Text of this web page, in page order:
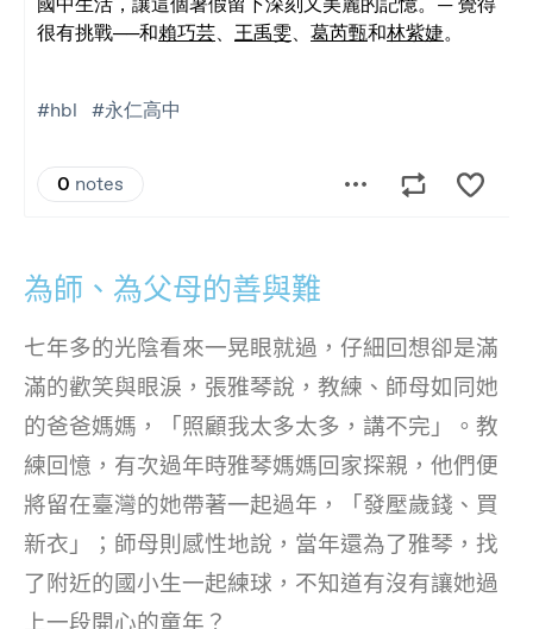
為師、為父母的善與難
七年多的光陰看來一晃眼就過，仔細回想卻是滿
滿的歡笑與眼淚，張雅琴說，教練、師母如同她
的爸爸媽媽，「照顧我太多太多，講不完」。教
練回憶，有次過年時雅琴媽媽回家探親，他們便
將留在臺灣的她帶著一起過年，「發壓歲錢、買
新衣」；師母則感性地說，當年還為了雅琴，找
了附近的國小生一起練球，不知道有沒有讓她過
上一段開心的童年？